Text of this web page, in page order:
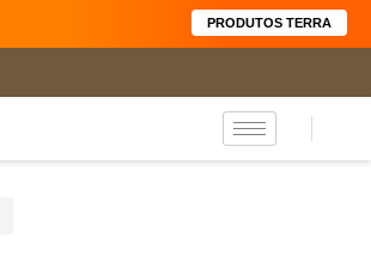
PRODUTOS TERRA